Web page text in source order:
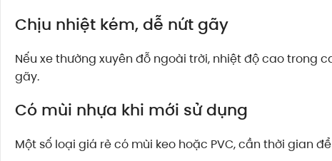
Chịu nhiệt kém, dễ nứt gãy
Nếu xe thường xuyên đỗ ngoài trời, nhiệt độ cao trong
gãy.
Có mùi nhựa khi mới sử dụng
Một số loại giá rẻ có mùi keo hoặc PVC, cần thời gian